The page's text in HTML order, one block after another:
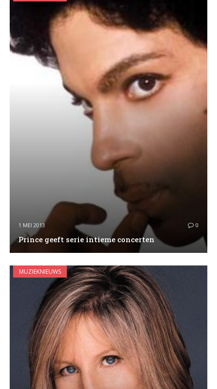
1 MEI 2013 0
Prince geeft serie intieme concerten
MUZIEKNIEUWS